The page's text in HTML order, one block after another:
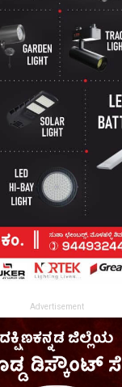
Advertisement